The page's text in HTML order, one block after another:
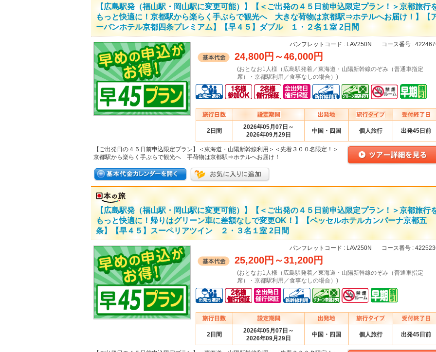
【広島駅発（福山駅・岡山駅に変更可能）】【＜ご出発の４５日前申込限定プラン！＞京都旅行
もっと快適に！京都駅から楽らく手ぶらで観光へ 大きな荷物は京都駅⇒ホテルへお届け！】【
ーバンホテル京都四条プレミアム】【早４５】ダブル １・２名１室 2日間
パンフレットコード : LAV250N コース番号 :
24,800円 ～46,000円
(おとなお1人様（広島駅発着／東海道・山陽新幹線のぞみ（普通車指定
席）・京都駅利用／食事なしの場合）)
2日間
2026年05月07日～
2026年09月29日
中国・四国 個人旅行 出発45日前
【ご出発日の４５日前申込限定プラン】＜東海道・山陽新幹線利用＞＜先着３００名限定！＞
京都駅から楽らく手ぶらで観光へ 手荷物は京都駅⇒ホテルへお届け！
【広島駅発（福山駅・岡山駅に変更可能）】【＜ご出発の４５日前申込限定プラン！＞京都旅行
もっと快適に！帰りはグリーン車に差額なしで変更OK！】【ベッセルホテルカンパーナ京都五
条】【早４５】スーペリアツイン ２・３名１室 2日間
パンフレットコード : LAV250N コース番号 :
25,200円 ～31,200円
(おとなお1人様（広島駅発着／東海道・山陽新幹線のぞみ（普通車指定
席）・京都駅利用／食事なしの場合）)
2日間
2026年05月07日～
2026年09月29日
中国・四国 個人旅行 出発45日前